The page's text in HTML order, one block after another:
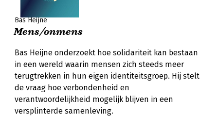
Bas Heijne
Mens/onmens
Bas Heijne onderzoekt hoe solidariteit kan bestaan
in een wereld waarin mensen zich steeds meer
terugtrekken in hun eigen identiteitsgroep. Hij stelt
de vraag hoe verbondenheid en
verantwoordelijkheid mogelijk blijven in een
versplinterde samenleving.